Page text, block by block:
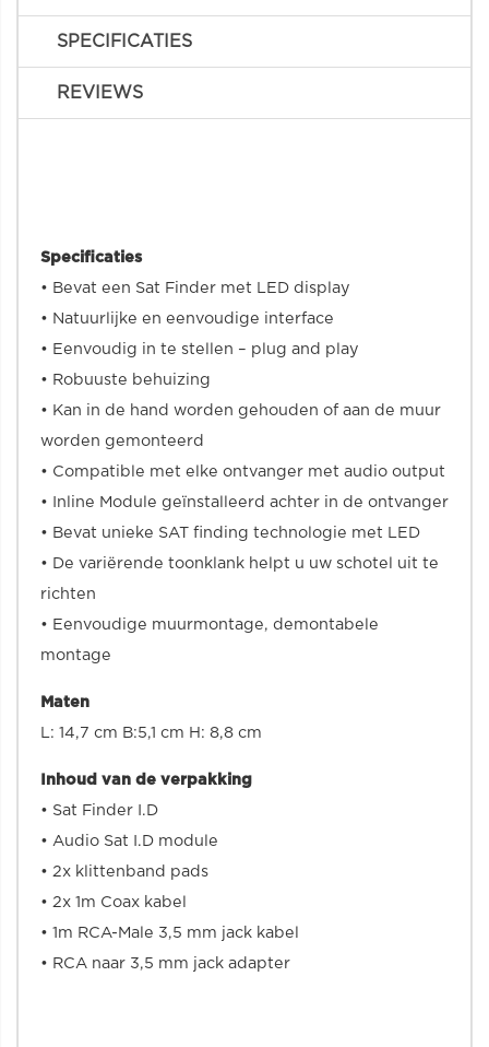
SPECIFICATIES
REVIEWS
Specificaties
• Bevat een Sat Finder met LED display
• Natuurlijke en eenvoudige interface
• Eenvoudig in te stellen – plug and play
• Robuuste behuizing
• Kan in de hand worden gehouden of aan de muur
worden gemonteerd
• Compatible met elke ontvanger met audio output
• Inline Module geïnstalleerd achter in de ontvanger
• Bevat unieke SAT finding technologie met LED
• De variërende toonklank helpt u uw schotel uit te
richten
• Eenvoudige muurmontage, demontabele
montage
Maten
L: 14,7 cm B:5,1 cm H: 8,8 cm
Inhoud van de verpakking
• Sat Finder I.D
• Audio Sat I.D module
• 2x klittenband pads
• 2x 1m Coax kabel
• 1m RCA-Male 3,5 mm jack kabel
• RCA naar 3,5 mm jack adapter